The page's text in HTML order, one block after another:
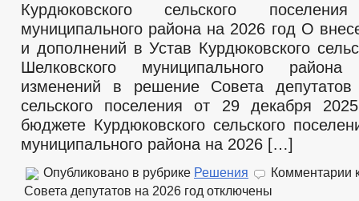
Курдюковского сельского
муниципального района на 2026 год О
и дополнений в Устав Курдюковского
Шелковского муниципального
изменений в решение Совета депутатов
сельского поселения от 29 декабря
бюджете Курдюковского сельского
муниципального района на 2026 […]
Опубликовано в рубрике Решения Комментарии
Совета депутатов на 2026 год отключены